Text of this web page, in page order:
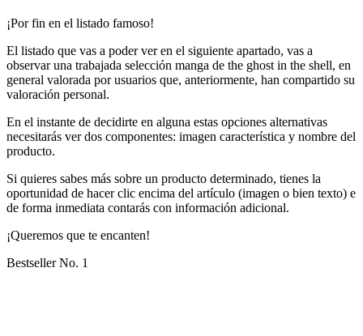
¡Por fin en el listado famoso!
El listado que vas a poder ver en el siguiente apartado, vas a
observar una trabajada selección manga de the ghost in the shell, en
general valorada por usuarios que, anteriormente, han compartido su
valoración personal.
En el instante de decidirte en alguna estas opciones alternativas
necesitarás ver dos componentes: imagen característica y nombre del
producto.
Si quieres sabes más sobre un producto determinado, tienes la
oportunidad de hacer clic encima del artículo (imagen o bien texto) e
de forma inmediata contarás con información adicional.
¡Queremos que te encanten!
Bestseller No. 1